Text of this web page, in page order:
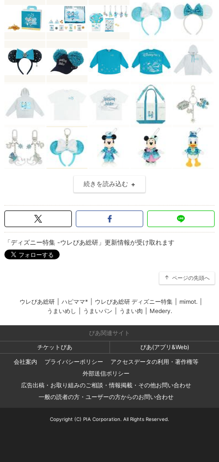
続きを読み込む
「ディズニー特集 -ウレぴあ総研」更新情報が受け取れます
ページの先頭へ
ウレぴあ総研 ハピママ* ウレぴあ総研 ディズニー特集 mimot.
うまいめし
うまいパン うまい肉 Medery.
ぴあ関連サイト
チケットぴあ
ぴあ(アプリ&Web)
会社案内
プライバシーポリシー
アクセスデータの利用・著作権等
外部送信ポリシー
広告出稿・お取り組みのご相談・情報掲載・その他お問い合わせ
一般の読者の方・ユーザーの方からのお問い合わせ
Copyright (C) PIA Corporation. All Rights Reserved.